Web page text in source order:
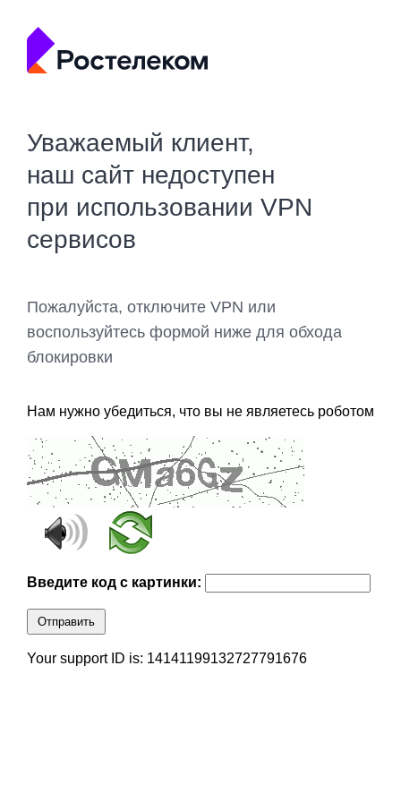
Уважаемый клиент,
наш сайт недоступен
при использовании VPN
сервисов
Пожалуйста, отключите VPN или
воспользуйтесь формой ниже для обхода
блокировки
Нам нужно убедиться, что вы не являетесь роботом
Введите код с картинки:
Отправить
Your support ID is: 14141199132727791676